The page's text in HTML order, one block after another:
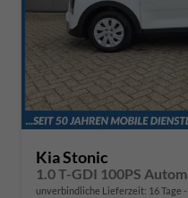
Kia Stonic
unverbindliche Lieferzeit: 16 Tage